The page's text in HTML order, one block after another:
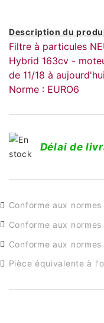
Description du
Filtre à particules
Hybrid 163cv -
de 11/18 à aujourd'hui
Norme : EURO6
Délai de
Conforme aux
Conforme aux
Conforme aux
Pièce équivalente à